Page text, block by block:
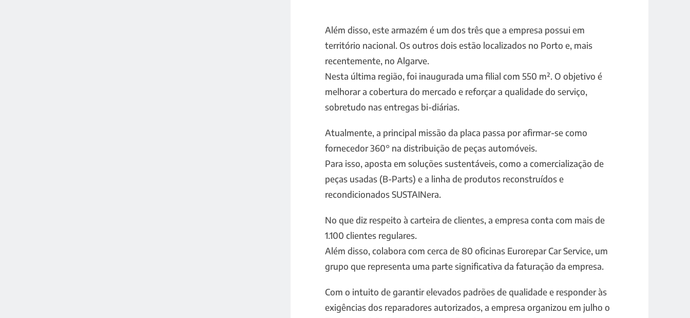
Além disso, este armazém é um dos três que a empresa possui em
território nacional. Os outros dois estão localizados no Porto e, mais
recentemente, no Algarve.
Nesta última região, foi inaugurada uma filial com 550 m². O objetivo é
melhorar a cobertura do mercado e reforçar a qualidade do serviço,
sobretudo nas entregas bi-diárias.
Atualmente, a principal missão da placa passa por afirmar-se como
fornecedor 360° na distribuição de peças automóveis.
Para isso, aposta em soluções sustentáveis, como a comercialização de
peças usadas (B-Parts) e a linha de produtos reconstruídos e
recondicionados SUSTAINera.
No que diz respeito à carteira de clientes, a empresa conta com mais de
1.100 clientes regulares.
Além disso, colabora com cerca de 80 oficinas Eurorepar Car Service, um
grupo que representa uma parte significativa da faturação da empresa.
Com o intuito de garantir elevados padrões de qualidade e responder às
exigências dos reparadores autorizados, a empresa organizou em julho o